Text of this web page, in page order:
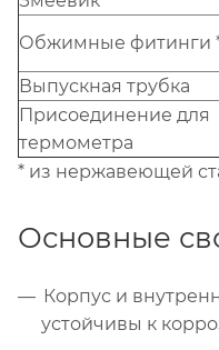
Обжимные фитинги
Выпускная трубка
Присоединение для
термометра
* из нержавеющей
Основные
Корпус и
устойчивы к